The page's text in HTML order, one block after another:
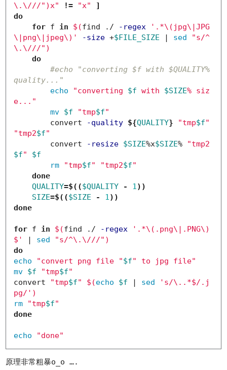
\.\///" )x" != "x"
]
do
    for
f in $(find ./ -regex
'.*\(jpg\|JPG
\|png\|jpeg\)'
-size +$FILE_SIZE | sed
"s/^
\.\///" )
do
#echo "converting $f with $QUALITY%
quality..."
echo
"converting $f with $SIZE% siz
e..."
mv $f "tmp$f"
        convert
-quality ${QUALITY} "tmp$f"
"tmp2$f"
        convert
-resize $SIZE%x$SIZE% "tmp2
$f"
$f
rm
"tmp$f" "tmp2$f"
done
QUALITY=$(($QUALITY - 1))
SIZE=$(($SIZE - 1))
done
for f in $(find ./ -regex
'.*\(.png\|.PNG\)
$'
| sed "s/^\.\///" )
echo
"convert png file "$f" to jpg file"
mv $f "tmp$f"
convert "tmp$f" $(echo $f | sed
's/\..*$/.j
pg/' )
rm
"tmp$f"
done
echo "done"
原理非常粗暴o_o ….